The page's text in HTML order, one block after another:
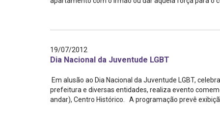
19/07/2012
Dia Nacional da Juventude LGBT
Em alusão ao Dia Nacional da Juventude LGBT,
prefeitura e diversas entidades, realiza evento
andar), Centro Histórico. A programação prevê